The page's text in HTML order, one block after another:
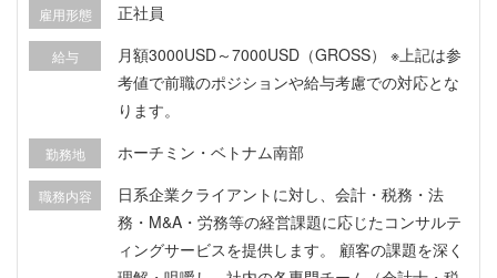
雇用形態 正社員
給与
月額3000USD～7000USD（GROSS） ※上記は参
考値で前職のポジションや給与考慮での対応とな
ります。
勤務地 ホーチミン・ベトナム南部
職務内容
日系企業クライアントに対し、会計・税務・法
務・M&A・労務等の経営課題に応じたコンサルテ
ィングサービスを提供します。 顧客の課題を深く